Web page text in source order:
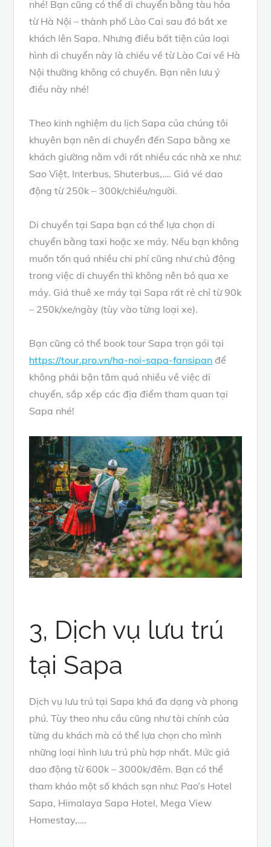
nhé! Bạn cũng có thể di chuyển bằng tàu hỏa
từ Hà Nội – thành phố Lào Cai sau đó bắt xe
khách lên Sapa. Nhưng điều bất tiện của loại
hình di chuyển này là chiều về từ Lào Cai về Hà
Nội thường không có chuyến. Bạn nên lưu ý
điều này nhé!
Theo kinh nghiệm du lịch Sapa của chúng tôi
khuyên bạn nên di chuyển đến Sapa bằng xe
khách giường nằm với rất nhiều các nhà xe như:
Sao Việt, Interbus, Shuterbus,…. Giá vé dao
động từ 250k – 300k/chiều/người.
Di chuyển tại Sapa bạn có thể lựa chọn di
chuyển bằng taxi hoặc xe máy. Nếu bạn không
muốn tốn quá nhiều chi phí cũng như chủ động
trong việc di chuyển thì không nên bỏ qua xe
máy. Giá thuê xe máy tại Sapa rất rẻ chỉ từ 90k
– 250k/xe/ngày (tùy vào từng loại xe).
Bạn cũng có thể book tour Sapa trọn gói tại
https://tour.pro.vn/ha-noi-sapa-fansipan để
không phải bận tâm quá nhiều về việc di
chuyển, sắp xếp các địa điểm tham quan tại
Sapa nhé!
3, Dịch vụ lưu trú
tại Sapa
Dịch vụ lưu trú tại Sapa khá đa dạng và phong
phú. Tùy theo nhu cầu cũng như tài chính của
từng du khách mà có thể lựa chọn cho mình
những loại hình lưu trú phù hợp nhất. Mức giá
dao động từ 600k – 3000k/đêm. Bạn có thể
tham khảo một số khách sạn như: Pao’s Hotel
Sapa, Himalaya Sapa Hotel, Mega View
Homestay,….